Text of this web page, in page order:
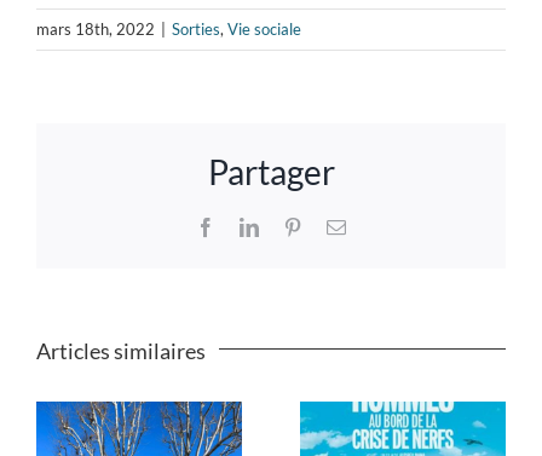
mars 18th, 2022 Sorties, Vie sociale
Partager
FacebookLinkedInPinterestEmail
Articles similaires